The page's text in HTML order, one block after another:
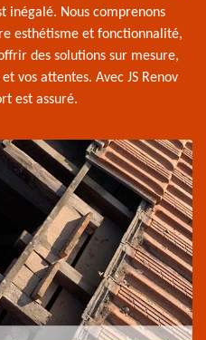
inégalé. Nous comprenons
esthétisme et fonctionnalité,
des solutions sur mesure,
vos attentes. Avec JS Renov
est assuré.